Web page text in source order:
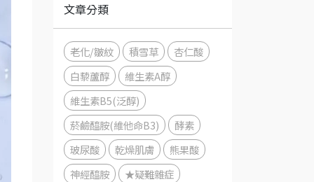
文章分類
老化/皺紋 積雪草
杏仁酸
白藜蘆醇
維生素A醇
維生素B5(泛醇)
菸鹼醯胺(維他命B3)
酵素
玻尿酸
乾燥肌膚
熊果酸
神經醯胺
★疑難雜症